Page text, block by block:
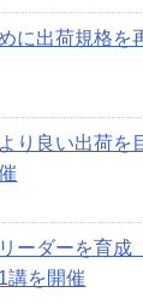
に出荷規格
り良い出荷
ーダーを育
講を開催